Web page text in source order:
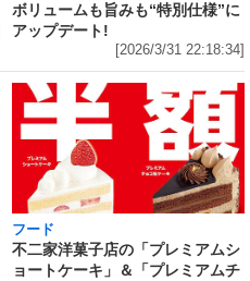
ボリュームも旨みも“特別仕様”に
アップデート!
[2026/3/31 22:18:34]
フード
不二家洋菓子店の「プレミアムシ
ョートケーキ」＆「プレミアムチ